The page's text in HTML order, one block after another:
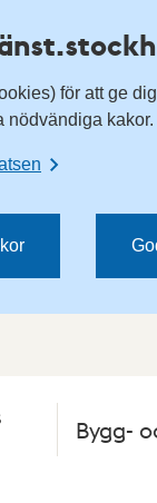
för att ge
nödvändiga
Bygg-